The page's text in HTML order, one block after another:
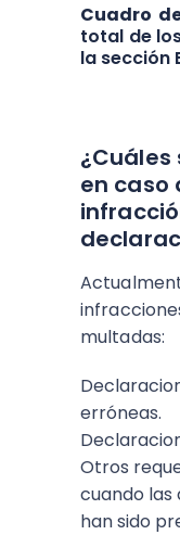
Cuadro
total de
la sección
¿Cuáles
en caso
multadas:
erróneas.
Otros
cuando las
han sido